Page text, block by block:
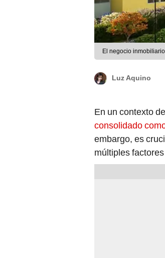
El negocio
Luz Aquino
En un contexto
consolidado
embargo, es
múltiples